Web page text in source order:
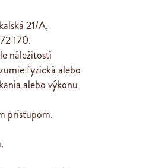
21/A,
170.
náležitostí
fyzická alebo
alebo výkonu
prístupom.